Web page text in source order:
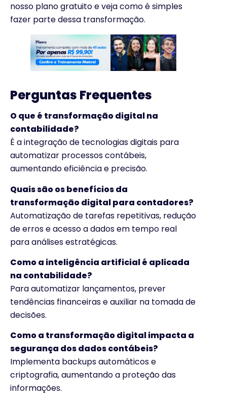
nosso plano gratuito e veja como é simples
fazer parte dessa transformação.
Perguntas Frequentes
O que é transformação digital na
contabilidade?
É a integração de tecnologias digitais para
automatizar processos contábeis,
aumentando eficiência e precisão.
Quais são os benefícios da
transformação digital para contadores?
Automatização de tarefas repetitivas, redução
de erros e acesso a dados em tempo real
para análises estratégicas.
Como a inteligência artificial é aplicada
na contabilidade?
Para automatizar lançamentos, prever
tendências financeiras e auxiliar na tomada de
decisões.
Como a transformação digital impacta a
segurança dos dados contábeis?
Implementa backups automáticos e
criptografia, aumentando a proteção das
informações.